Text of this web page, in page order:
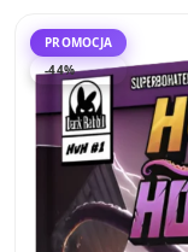
PROMOCJA
-44%